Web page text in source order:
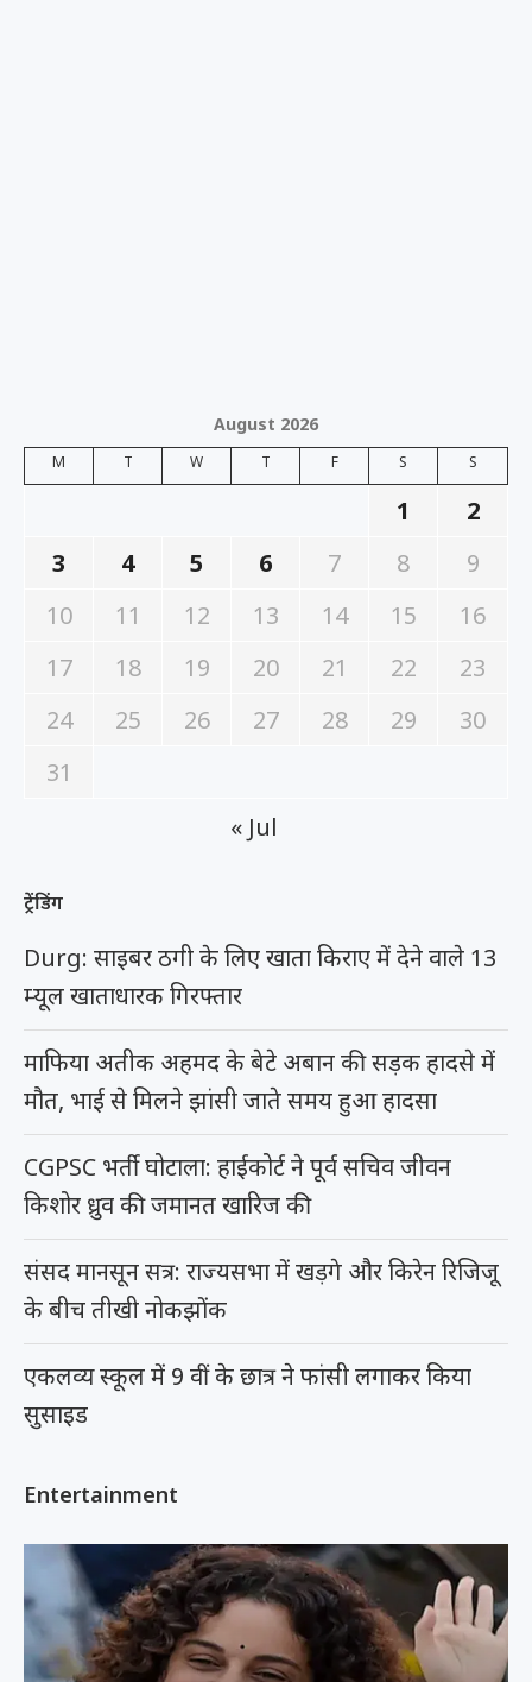
August 2026
M T W T F S S
1
2
3
4 5 6 7 8
9
10
11 12 13 14 15
16
17
18 19 20 21 22
23
24
25 26 27 28 29
30
31
« Jul
ट्रेंडिंग
Durg: साइबर ठगी के लिए खाता किराए में देने वाले 13
म्यूल खाताधारक गिरफ्तार
माफिया अतीक अहमद के बेटे अबान की सड़क हादसे में
मौत, भाई से मिलने झांसी जाते समय हुआ हादसा
CGPSC भर्ती घोटाला: हाईकोर्ट ने पूर्व सचिव जीवन
किशोर ध्रुव की जमानत खारिज की
संसद मानसून सत्र: राज्यसभा में खड़गे और किरेन रिजिजू
के बीच तीखी नोकझोंक
एकलव्य स्कूल में 9 वीं के छात्र ने फांसी लगाकर किया
सुसाइड
Entertainment